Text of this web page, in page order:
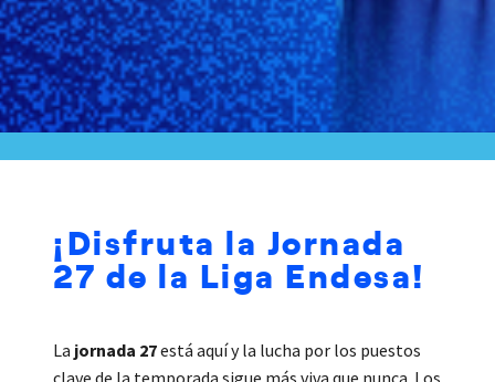
¡Disfruta la Jornada
27 de la Liga Endesa!
La jornada 27está aquí y la lucha por los puestos